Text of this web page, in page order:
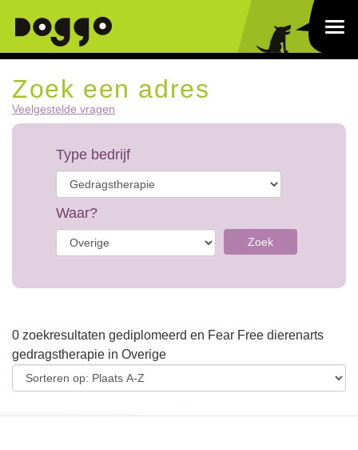
Zoek een adres
Veelgestelde vragen
Type bedrijf
Waar?
Zoek
0 zoekresultaten gediplomeerd en Fear Free dierenarts
gedragstherapie in Overige